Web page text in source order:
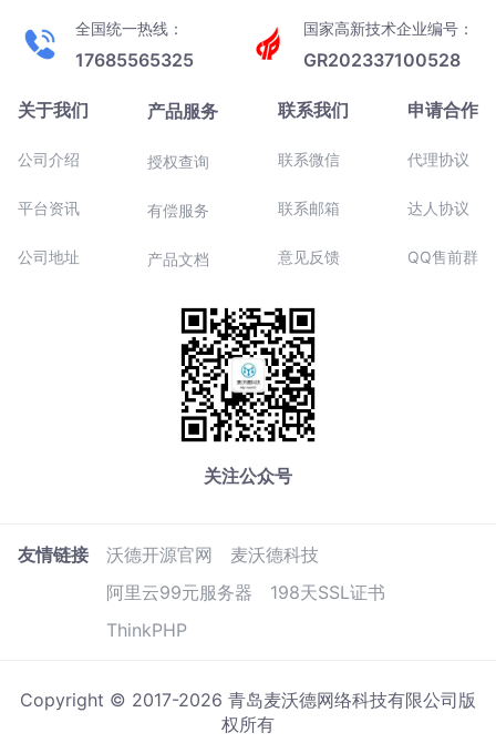
全国统一热线：
17685565325
国家高新技术企业编号：
GR202337100528
关于我们
公司介绍
平台资讯
公司地址
产品服务
授权查询
有偿服务
产品文档
联系我们
联系微信
联系邮箱
意见反馈
申请合作
代理协议
达人协议
QQ售前群
关注公众号
友情链接 沃德开源官网
麦沃德科技
阿里云99元服务器
198天SSL证书
ThinkPHP
Copyright © 2017-2026 青岛麦沃德网络科技有限公司版
权所有